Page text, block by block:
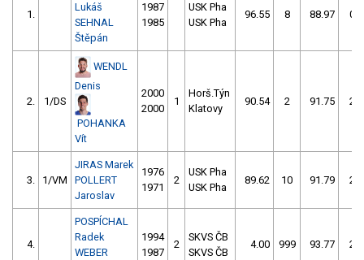
1.
Lukáš
SEHNAL
Štěpán
1987
1985
USK Pha
USK Pha
96.55 8 88.97 0
2. 1/DS
WENDL
Denis
POHANKA
Vít
2000
2000
1
Horš.Týn
Klatovy
90.54 2 91.75 2
3. 1/VM
JIRAS Marek
POLLERT
Jaroslav
1976
1971
2
USK Pha
USK Pha
89.62 10 91.79 2
4.
POSPÍCHAL
Radek
WEBER
1994
1987
2
SKVS ČB
SKVS ČB
4.00 999 93.77 2